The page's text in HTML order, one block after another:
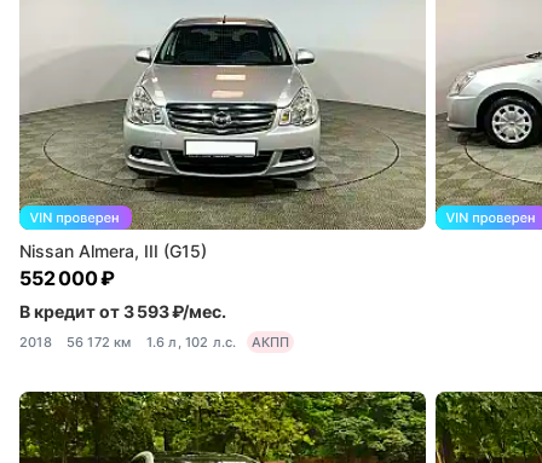
Nissan Almera, III (G15)
552 000 ₽
В кредит от 3 593 ₽/мес.
2018 56 172 км 1.6 л, 102 л.с. АКПП